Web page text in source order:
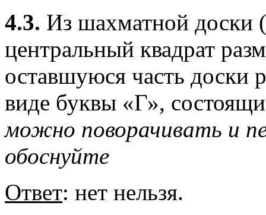
4.3. Из шахматной доски
центральный квадрат
оставшуюся часть доски
виде буквы «Г»,
можно поворачивать и
обоснуйте
Ответ: нет нельзя.